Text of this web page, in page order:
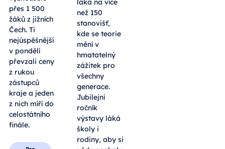
přes 1 500
žáků z jižních
Čech. Ti
nejúspěšnější
v pondělí
převzali ceny
z rukou
zástupců
kraje a jeden
z nich míří do
celostátního
finále.
tradiční
výheň.
Letošní
Dobrodružství
s technikou
láká na více
než 150
stanovišť,
kde se teorie
mění v
hmatatelný
zážitek pro
všechny
generace.